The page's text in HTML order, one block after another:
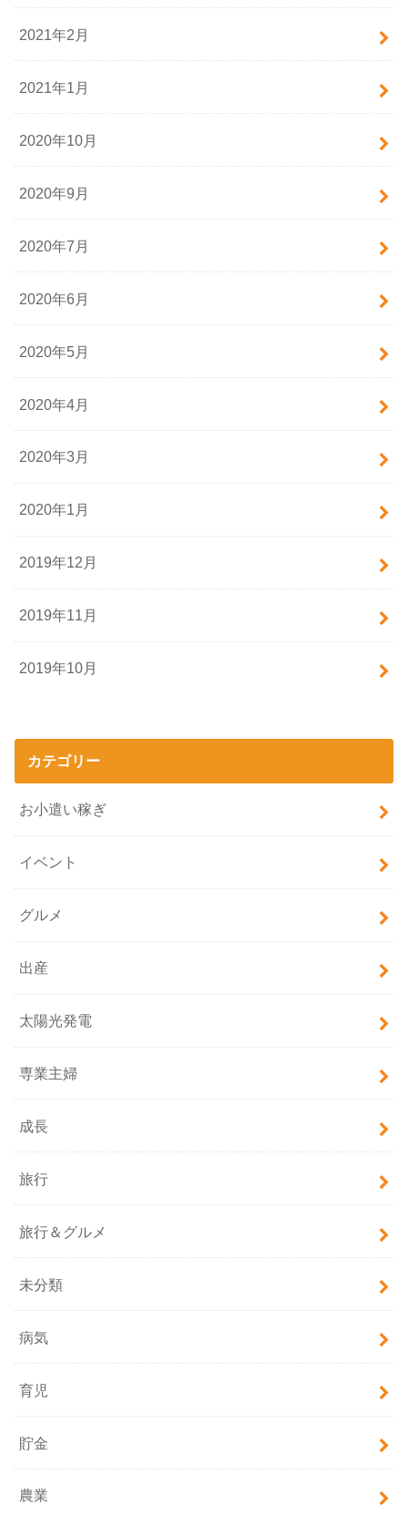
2021年2月
2021年1月
2020年10月
2020年9月
2020年7月
2020年6月
2020年5月
2020年4月
2020年3月
2020年1月
2019年12月
2019年11月
2019年10月
カテゴリー
お小遣い稼ぎ
イベント
グルメ
出産
太陽光発電
専業主婦
成長
旅行
旅行＆グルメ
未分類
病気
育児
貯金
農業